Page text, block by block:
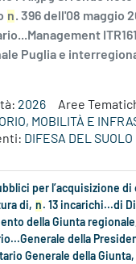
n. 396 dell'08 maggio
Puglia e
2026
Aree
MOBILITÀ E
DIFESA DEL SUOLO
per l’acquisizione
di, n . 13 incarichi...di
della Giunta
della
Generale della Giunta,